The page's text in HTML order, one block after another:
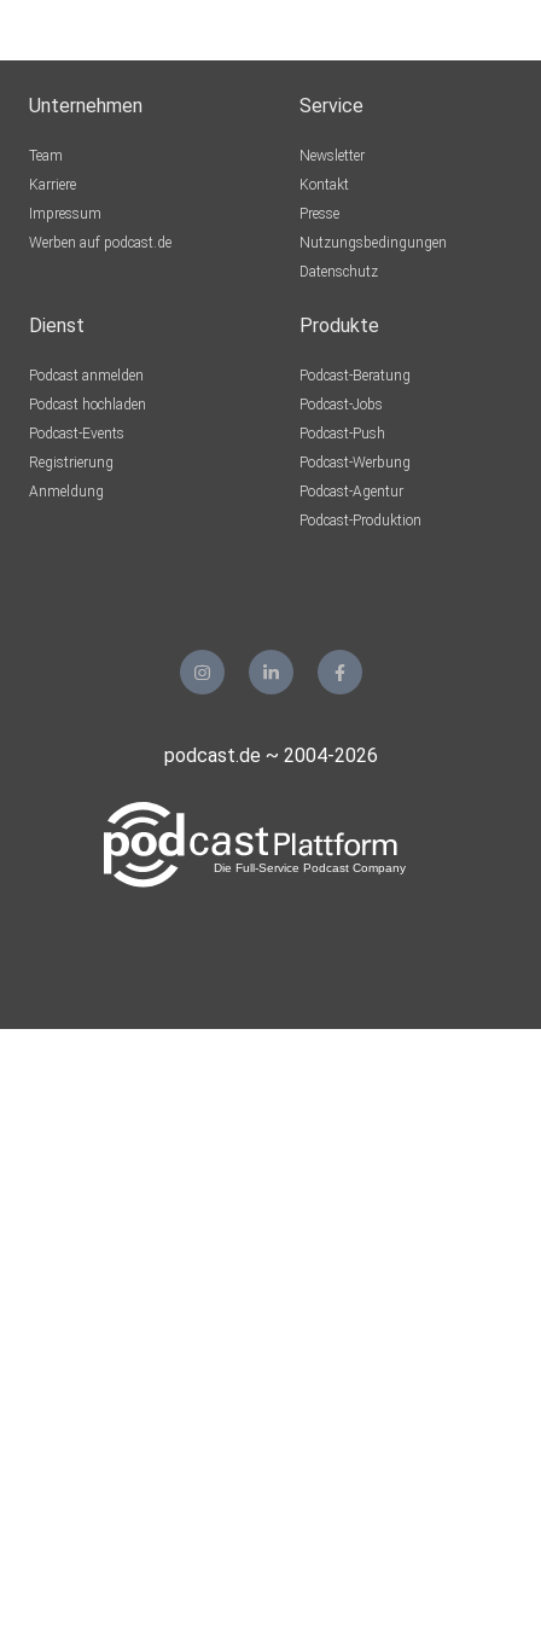
Unternehmen
Team
Karriere
Impressum
Werben auf podcast.de
Service
Newsletter
Kontakt
Presse
Nutzungsbedingungen
Datenschutz
Dienst
Podcast anmelden
Podcast hochladen
Podcast-Events
Registrierung
Anmeldung
Produkte
Podcast-Beratung
Podcast-Jobs
Podcast-Push
Podcast-Werbung
Podcast-Agentur
Podcast-Produktion
podcast.de ~ 2004-2026